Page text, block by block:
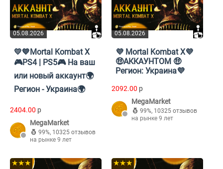
05.08.2026
💛💙Mortal Kombat X
🎮PS4 | PS5🎮 На ваш
или новый аккаунт🌍
Регион - Украина🌍
2404.00 p
MegaMarket
99%, 10325 отзывов
на рынке 9 лет
05.08.2026
💜 Mortal Kombat X💜
🤑АККАУНТОМ 🤑
Регион: Украина💜
2092.00 p
MegaMarket
99%, 10325 отзывов
на рынке 9 лет
★★★ ★★★